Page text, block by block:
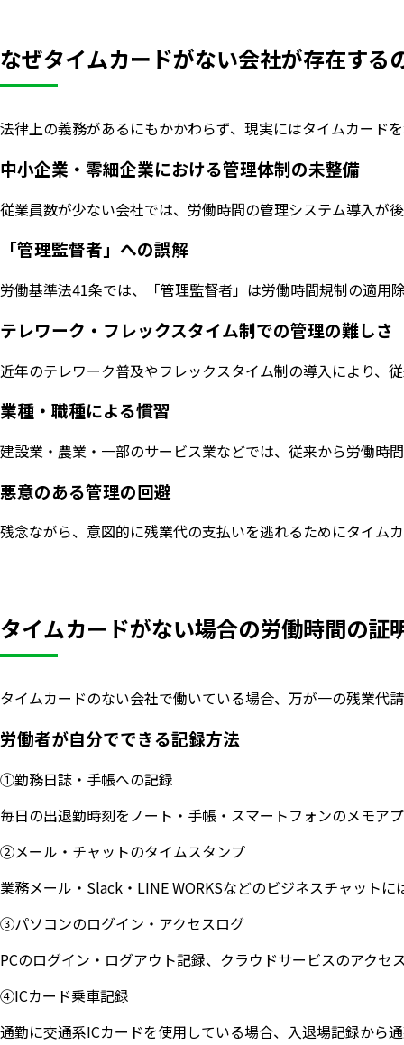
なぜタイムカードがない会社が存在する
法律上の義務があるにもかかわらず、現実にはタイムカード
中小企業・零細企業における管理体制の未整備
従業員数が少ない会社では、労働時間の管理システム導入が
「管理監督者」への誤解
労働基準法41条では、「管理監督者」は労働時間規制の適用
テレワーク・フレックスタイム制での管理の難しさ
近年のテレワーク普及やフレックスタイム制の導入により、
業種・職種による慣習
建設業・農業・一部のサービス業などでは、従来から労働時
悪意のある管理の回避
残念ながら、意図的に残業代の支払いを逃れるためにタイム
タイムカードがない場合の労働時間の証
タイムカードのない会社で働いている場合、万が一の残業代
労働者が自分でできる記録方法
①勤務日誌・手帳への記録
毎日の出退勤時刻をノート・手帳・スマートフォンのメモア
②メール・チャットのタイムスタンプ
業務メール・Slack・LINE WORKSなどのビジネスチャット
③パソコンのログイン・アクセスログ
PCのログイン・ログアウト記録、クラウドサービスのアク
④ICカード乗車記録
通勤に交通系ICカードを使用している場合、入退場記録から